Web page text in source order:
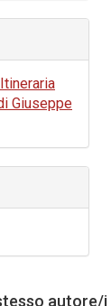
Giuseppe
autore/i